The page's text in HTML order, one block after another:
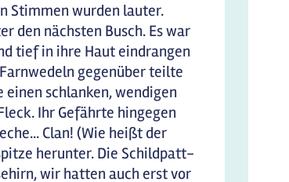
Stimmen wurden lauter.
den nächsten Busch. Es war
tief in ihre Haut eindrangen
gegenüber teilte
schlanken, wendigen
Ihr Gefährte hingegen
Clan! (Wie heißt der
herunter. Die Schildpatt-
wir hatten auch erst vor